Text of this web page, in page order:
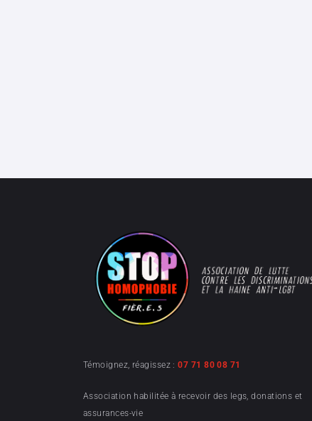
Témoignez, réagissez :07 71 80 08 71
Association habilitée à recevoir des legs, donations et
assurances-vie